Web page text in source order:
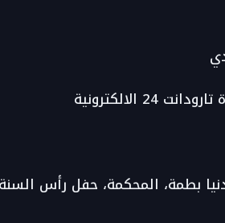
الالكترونية
بطمة، المحكمة، حفل رأس